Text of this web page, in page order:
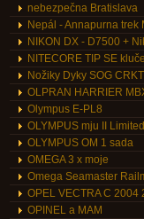
nebezpečna Bratislava
Nepál - Annapurna trek
NIKON DX - D7500 +
NITECORE TIP SE
Nožiky Dyky SOG
OLPRAN HARRIER
Olympus E-PL8
OLYMPUS mju II Limited
OLYMPUS OM 1 sada
OMEGA 3 x moje
Omega Seamaster
OPEL VECTRA C 2004
OPINEL a MAM